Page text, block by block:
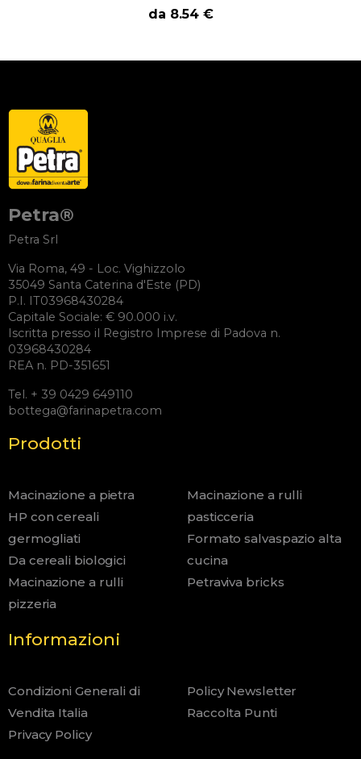
da 8.54 €
Petra®
Petra Srl
Via Roma, 49 - Loc. Vighizzolo
35049 Santa Caterina d'Este (PD)
P.I. IT03968430284
Capitale Sociale: € 90.000 i.v.
Iscritta presso il Registro Imprese di Padova n.
03968430284
REA n. PD-351651
Tel. + 39 0429 649110
bottega@farinapetra.com
Prodotti
Macinazione a pietra
HP con cereali
germogliati
Da cereali biologici
Macinazione a rulli
pizzeria
Macinazione a rulli
pasticceria
Formato salvaspazio alta
cucina
Petraviva bricks
Informazioni
Condizioni Generali di
Vendita Italia
Privacy Policy
Policy Newsletter
Raccolta Punti